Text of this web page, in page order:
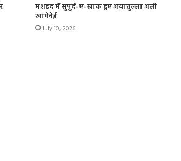
मशहद में सुपुर्द-ए-खाक हुए अयातुल्ला अली
खामेनेई
July 10, 2026